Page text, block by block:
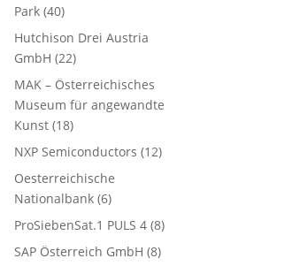
Park (40)
Hutchison Drei Austria
GmbH (22)
MAK – Österreichisches
Museum für angewandte
Kunst (18)
NXP Semiconductors (12)
Oesterreichische
Nationalbank (6)
ProSiebenSat.1 PULS 4 (8)
SAP Österreich GmbH (8)